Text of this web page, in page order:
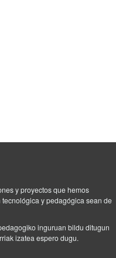
y proyectos que hemos
y pedagógica sean de
inguruan bildu ditugun
izatea espero dugu.